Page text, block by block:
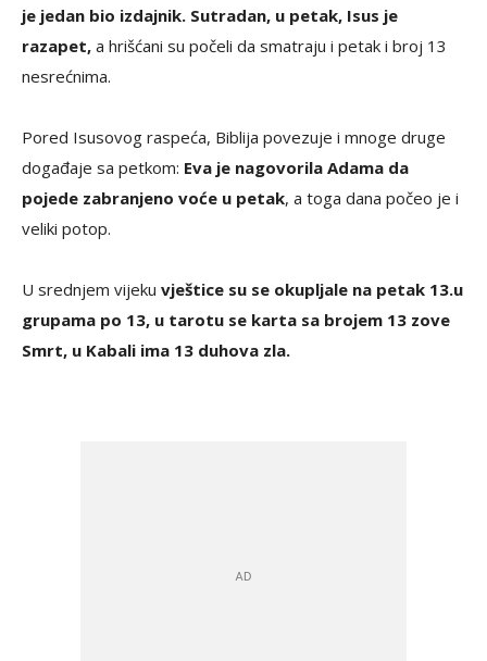
je jedan bio izdajnik. Sutradan, u petak, Isus je
razapet, a hrišćani su počeli da smatraju i petak i broj 13
nesrećnima.
Pored Isusovog raspeća, Biblija povezuje i mnoge druge
događaje sa petkom: Eva je nagovorila Adama da
pojede zabranjeno voće u petak, a toga dana počeo je i
veliki potop.
U srednjem vijeku vještice su se okupljale na petak 13.u
grupama po 13, u tarotu se karta sa brojem 13 zove
Smrt, u Kabali ima 13 duhova zla.